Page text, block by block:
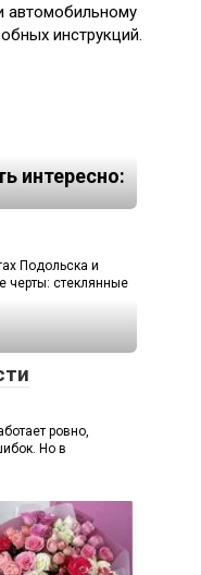
автомобильному
инструкций.
интересно:
Подольска и
черты: стеклянные
ровно,
Но в